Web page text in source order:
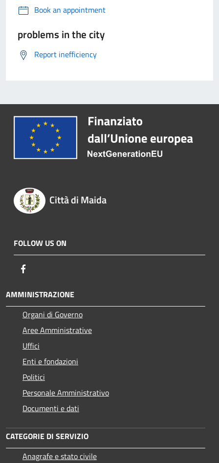
Book an appointment
problems in the city
Report inefficiency
Città di Maida
FOLLOW US ON
AMMINISTRAZIONE
Organi di Governo
Aree Amministrative
Uffici
Enti e fondazioni
Politici
Personale Amministrativo
Documenti e dati
CATEGORIE DI SERVIZIO
Anagrafe e stato civile